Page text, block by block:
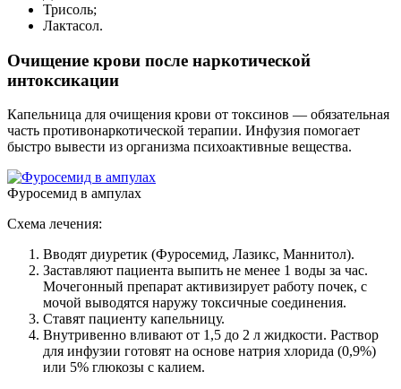
Трисоль;
Лактасол.
Очищение крови после наркотической
интоксикации
Капельница для очищения крови от токсинов — обязательная
часть противонаркотической терапии. Инфузия помогает
быстро вывести из организма психоактивные вещества.
Фуросемид в ампулах
Схема лечения:
Вводят диуретик (Фуросемид, Лазикс, Маннитол).
Заставляют пациента выпить не менее 1 воды за час.
Мочегонный препарат активизирует работу почек, с
мочой выводятся наружу токсичные соединения.
Ставят пациенту капельницу.
Внутривенно вливают от 1,5 до 2 л жидкости. Раствор
для инфузии готовят на основе натрия хлорида (0,9%)
или 5% глюкозы с калием.